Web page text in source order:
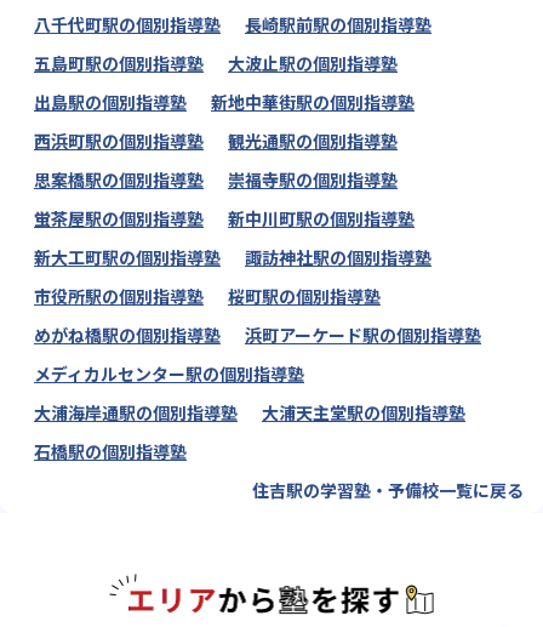
八千代町駅の個別指導塾
長崎駅前駅の個別指導塾
五島町駅の個別指導塾
大波止駅の個別指導塾
出島駅の個別指導塾
新地中華街駅の個別指導塾
西浜町駅の個別指導塾
観光通駅の個別指導塾
思案橋駅の個別指導塾
崇福寺駅の個別指導塾
蛍茶屋駅の個別指導塾
新中川町駅の個別指導塾
新大工町駅の個別指導塾
諏訪神社駅の個別指導塾
市役所駅の個別指導塾
桜町駅の個別指導塾
めがね橋駅の個別指導塾
浜町アーケード駅の個別指導塾
メディカルセンター駅の個別指導塾
大浦海岸通駅の個別指導塾
大浦天主堂駅の個別指導塾
石橋駅の個別指導塾
住吉駅の学習塾・予備校一覧に戻る